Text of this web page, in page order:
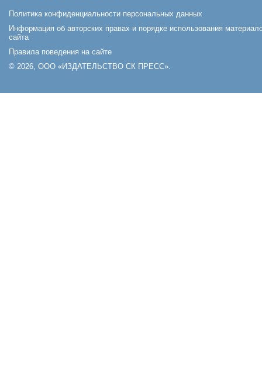
Политика конфиденциальности персональных данных
Информация об авторских правах и порядке использования
сайта
Правила поведения на сайте
© 2026, ООО «ИЗДАТЕЛЬСТВО СК ПРЕСС».